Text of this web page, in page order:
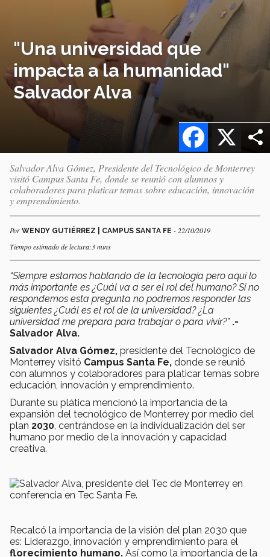
"Una universidad que
impacta a la humanidad"
Salvador Alva
X
Facebook
Salvador Alva Gómez, Presidente del Tecnológico de Monterrey
visitó Campus Santa Fe, donde se reunió con alumnos y
colaboradores para platicar temas sobre educación, innovación
y emprendimiento.
Por WENDY GUTIÉRREZ | CAMPUS SANTA FE - 22/10/2019
Tiempo estimado de lectura:3 mins
“Siempre estamos hablando de la tecnología pero aquí lo
más importante es ¿Cuál va a ser el rol del humano? Si no
respondemos esta pregunta no podremos responder las
siguientes ¿Cuál es el rol de la universidad? ¿La
universidad me prepara para trabajar o para vivir?”.-
Salvador Alva.
Salvador Alva Gómez, presidente del Tecnológico de
Monterrey visitó Campus Santa Fe, donde se reunió
con alumnos y colaboradores para platicar temas sobre
educación, innovación y emprendimiento.
Durante su plática mencionó la importancia de la
expansión del tecnológico de Monterrey por medio del
plan 2030 , centrándose en la individualización del ser
humano por medio de la innovación y capacidad
creativa.
Recalcó la importancia de la visión del plan 2030 que
es: Liderazgo, innovación y emprendimiento para el
florecimiento humano. Así como la importancia de la